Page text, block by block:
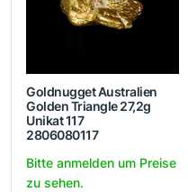
Goldnugget Australien
Golden Triangle 27,2g
Unikat 117
2806080117
Bitte anmelden um Preise
zu sehen.